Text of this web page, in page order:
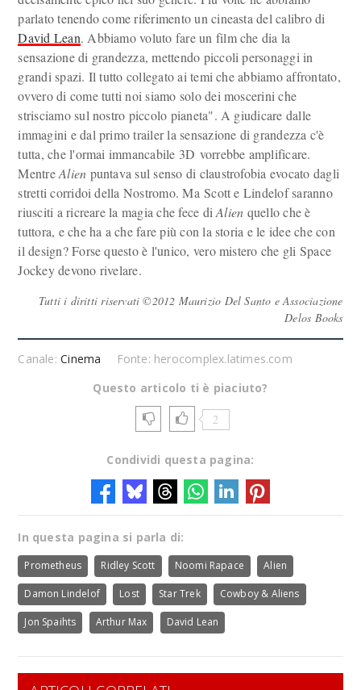
parlato tenendo come riferimento un cineasta del calibro di
David Lean. Abbiamo voluto fare un film che dia la
sensazione di grandezza, mettendo piccoli personaggi in
grandi spazi. Il tutto collegato ai temi che abbiamo affrontato,
ovvero di come tutti noi siamo solo dei moscerini che
strisciamo sul nostro piccolo pianeta". A giudicare dalle
immagini e dal primo trailer la sensazione di grandezza c'è
tutta, che l'ormai immancabile 3D vorrebbe amplificare.
MentreAlien puntava sul senso di claustrofobia evocato dagli
stretti corridoi della Nostromo. Ma Scott e Lindelof saranno
riusciti a ricreare la magia che fece diAlien quello che è
tuttora, e che ha a che fare più con la storia e le idee che con
il design? Forse questo è l'unico, vero mistero che gli Space
Jockey devono rivelare.
Tutti i diritti riservati ©2012 Maurizio Del Santo e Associazione
Delos Books
Canale:Cinema
Fonte: herocomplex.latimes.com
Questo articolo ti è piaciuto?
2
Condividi questa pagina:
In questa pagina si parla di:
Prometheus Ridley Scott Noomi Rapace Alien
Damon Lindelof Lost Star Trek Cowboy & Aliens
Jon Spaihts Arthur Max David Lean